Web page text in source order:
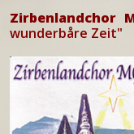
wunderbåre Zeit"